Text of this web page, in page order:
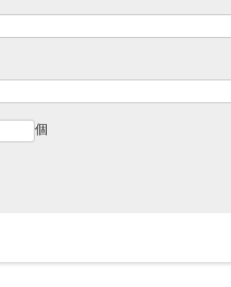
個